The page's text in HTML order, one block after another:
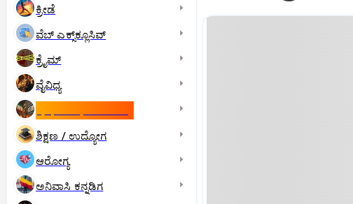
ಕ್ರೀಡೆ
ವೆಬ್ ಎಕ್ಸ್‌ಕ್ಲೂಸಿವ್
ಕ್ರೈಮ್
ವೈವಿಧ್ಯ
ಶಿಕ್ಷಣ / ಉದ್ಯೋಗ
ಆರೋಗ್ಯ
ಅನಿವಾಸಿ ಕನ್ನಡಿಗ